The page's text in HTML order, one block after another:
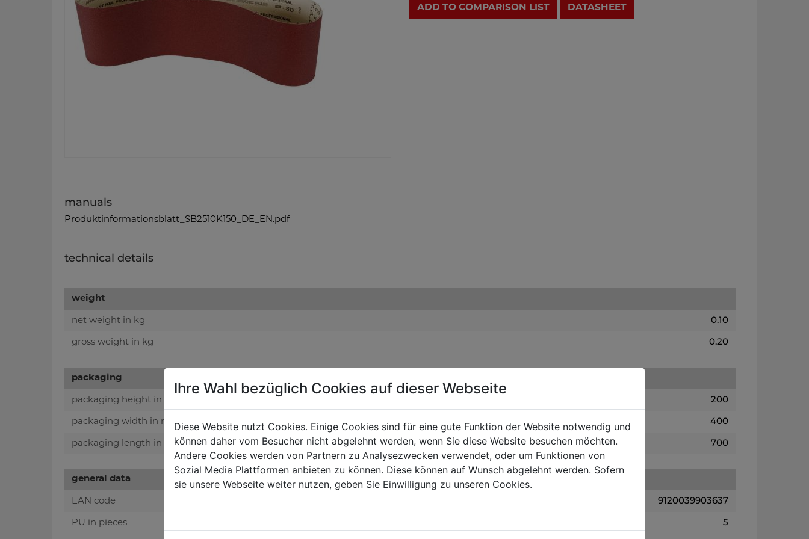
manuals
Produktinformationsblatt_SB2510K150_DE_EN.pdf
ADD TO COMPARISON LIST DATASHEET
technical details
weight
net weight in kg 0.10
gross weight in kg 0.20
packaging
packaging height in mm 200
packaging width in mm 400
packaging length in mm 700
general data
EAN code 9120039903637
PU in pieces 5
Ihre Wahl bezüglich Cookies auf dieser Webseite
Diese Website nutzt Cookies. Einige Cookies sind für eine gute Funktion der Website notwendig und
können daher vom Besucher nicht abgelehnt werden, wenn Sie diese Website besuchen möchten.
Andere Cookies werden von Partnern zu Analysezwecken verwendet, oder um Funktionen von
Sozial Media Plattformen anbieten zu können. Diese können auf Wunsch abgelehnt werden. Sofern
sie unsere Webseite weiter nutzen, geben Sie Einwilligung zu unseren Cookies.